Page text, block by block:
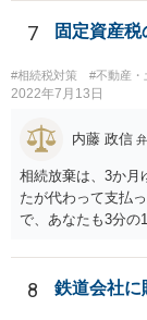
述の手続というこ
いということでは
る程度の金額に留
に葬儀費用を支出
ば相続財産から支
7 固定資産
#相続税対策 #不動産・
2022年7月13日
内藤 政信
相続放棄は、3か月
たが代わって支払
で、あなたも3分の
払い義務がありま
8 鉄道会社に